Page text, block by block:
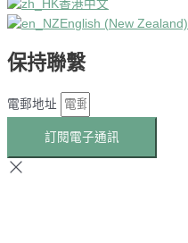
香港中文
English (New Zealand)
保持聯繫
電郵地址
訂閱電子通訊